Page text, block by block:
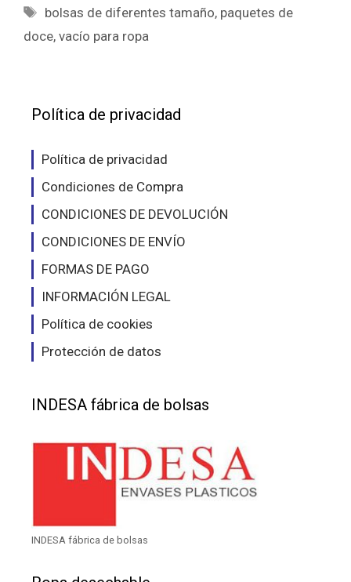
Etiquetas
bolsas de diferentes tamaño, paquetes de
doce, vacío para ropa
Política de privacidad
Política de privacidad
Condiciones de Compra
CONDICIONES DE DEVOLUCIÓN
CONDICIONES DE ENVÍO
FORMAS DE PAGO
INFORMACIÓN LEGAL
Política de cookies
Protección de datos
INDESA fábrica de bolsas
INDESA fábrica de bolsas